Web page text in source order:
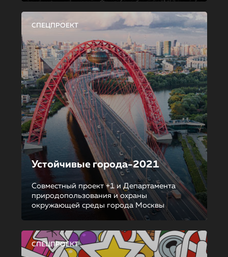
СПЕЦПРОЕКТ
Устойчивые города-2021
Совместный проект +1 и Департамента
природопользования и охраны
окружающей среды города Москвы
СПЕЦПРОЕКТ